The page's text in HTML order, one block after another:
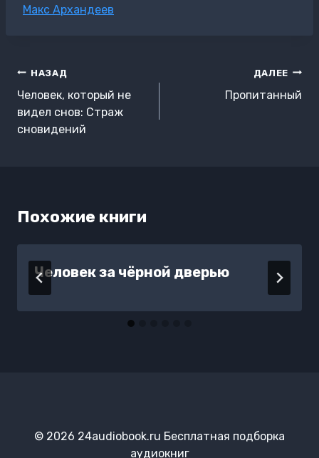
Метки
Макс Архандеев
Навигация
по
записям
НАЗАД
Человек, который не
видел снов: Страж
сновидений
ДАЛЕЕ
Пропитанный
Похожие книги
Человек за чёрной дверью
© 2026 24audiobook.ru Бесплатная подборка
аудиокниг